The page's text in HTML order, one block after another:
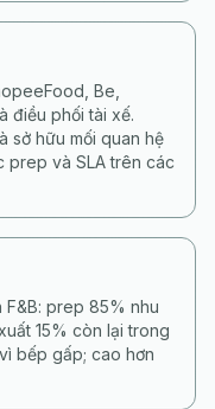
Be,
điều phối tài xế.
sở hữu mối quan hệ
và SLA trên các
prep 85% nhu
15% còn lại trong
bếp gấp; cao hơn